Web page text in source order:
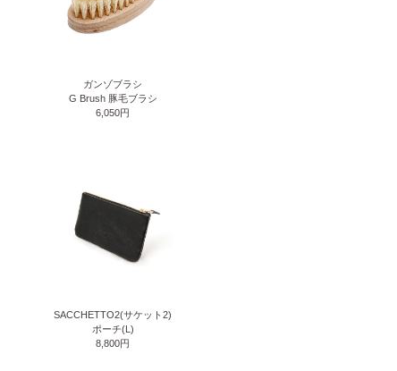
ガンゾブラシ
G Brush 豚毛ブラシ
6,050円
SACCHETTO2(サケット2)
ポーチ(L)
8,800円